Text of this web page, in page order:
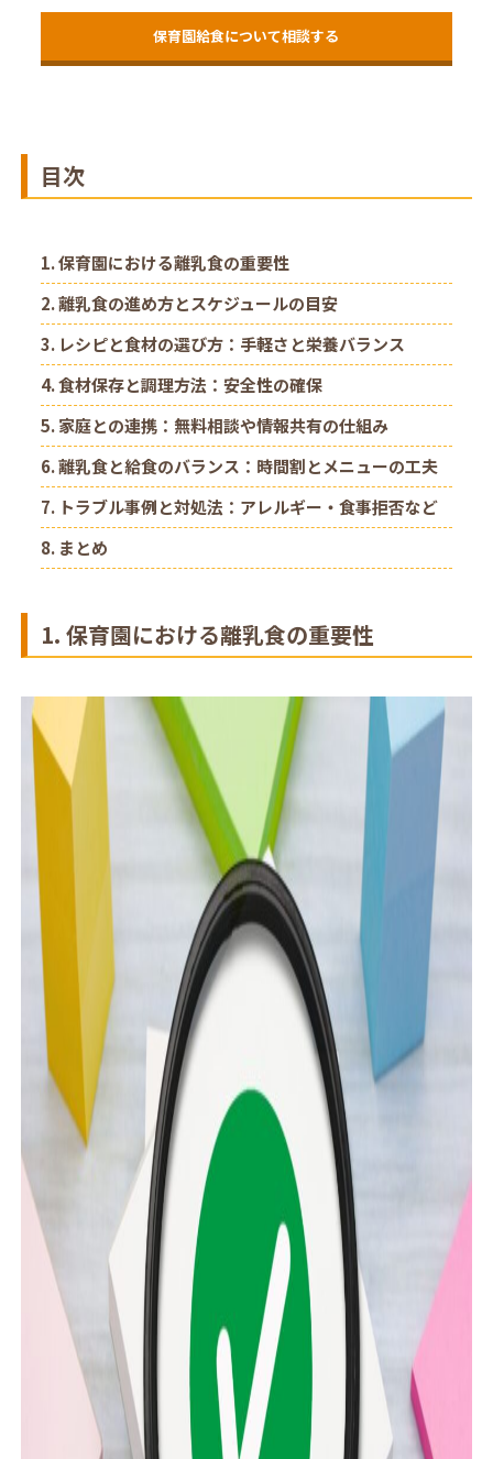
保育園給食について相談する
目次
1. 保育園における離乳食の重要性
2. 離乳食の進め方とスケジュールの目安
3. レシピと食材の選び方：手軽さと栄養バランス
4. 食材保存と調理方法：安全性の確保
5. 家庭との連携：無料相談や情報共有の仕組み
6. 離乳食と給食のバランス：時間割とメニューの工夫
7. トラブル事例と対処法：アレルギー・食事拒否など
8. まとめ
1. 保育園における離乳食の重要性